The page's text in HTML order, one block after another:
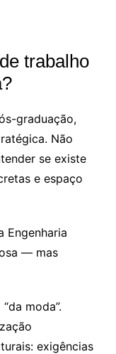
trabalho
graduação,
Não
se existe
e espaço
Engenharia
— mas
moda”.
exigências